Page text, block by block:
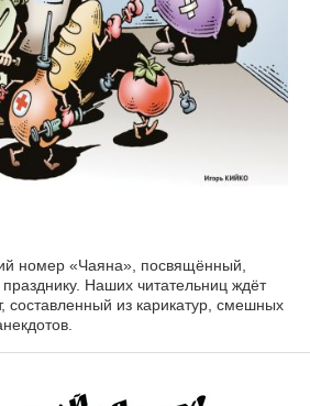
номер «Чаяна», посвящённый,
ждёт
составленный из карикатур, смешных